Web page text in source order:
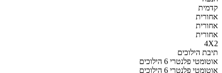
קדמית
אחורית
אחורית
אחורית
4X2
תיבת הילוכים
אוטומטי פלנטרי 6 הילוכים
אוטומטי פלנטרי 6 הילוכים